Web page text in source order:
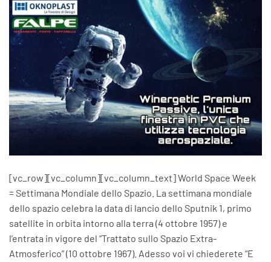
[vc_row][vc_column][vc_column_text] World Space Week
= Settimana Mondiale dello Spazio. La settimana mondiale
dello spazio celebra la data di lancio dello Sputnik 1, primo
satellite in orbita intorno alla terra (4 ottobre 1957) e
l’entrata in vigore del “Trattato sullo Spazio Extra-
Atmosferico” (10 ottobre 1967). Adesso voi vi chiederete “E